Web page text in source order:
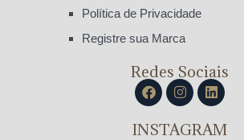
Política de Privacidade
Registre sua Marca
Redes Sociais
INSTAGRAM